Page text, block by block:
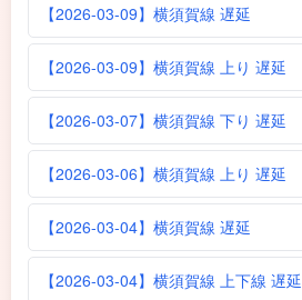
【2026-03-09】横須賀線 遅延
【2026-03-09】横須賀線 上り 遅延
【2026-03-07】横須賀線 下り 遅延
【2026-03-06】横須賀線 上り 遅延
【2026-03-04】横須賀線 遅延
【2026-03-04】横須賀線 上下線 遅延